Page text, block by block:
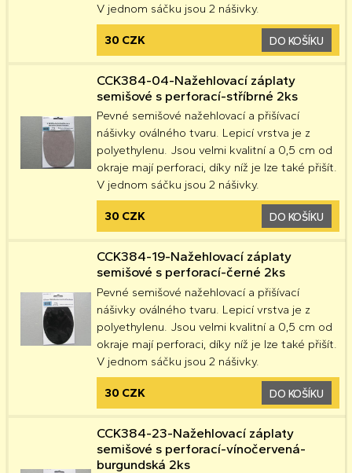
V jednom sáčku jsou 2 nášivky.
30 CZK DO KOŠÍKU
CCK384-04-Nažehlovací záplaty
semišové s perforací-stříbrné 2ks
Pevné semišové nažehlovací a přišívací
nášivky oválného tvaru. Lepicí vrstva je z
polyethylenu. Jsou velmi kvalitní a 0,5 cm od
okraje mají perforaci, díky níž je lze také přišít.
V jednom sáčku jsou 2 nášivky.
30 CZK DO KOŠÍKU
CCK384-19-Nažehlovací záplaty
semišové s perforací-černé 2ks
Pevné semišové nažehlovací a přišívací
nášivky oválného tvaru. Lepicí vrstva je z
polyethylenu. Jsou velmi kvalitní a 0,5 cm od
okraje mají perforaci, díky níž je lze také přišít.
V jednom sáčku jsou 2 nášivky.
30 CZK DO KOŠÍKU
CCK384-23-Nažehlovací záplaty
semišové s perforací-vínočervená-
burgundská 2ks